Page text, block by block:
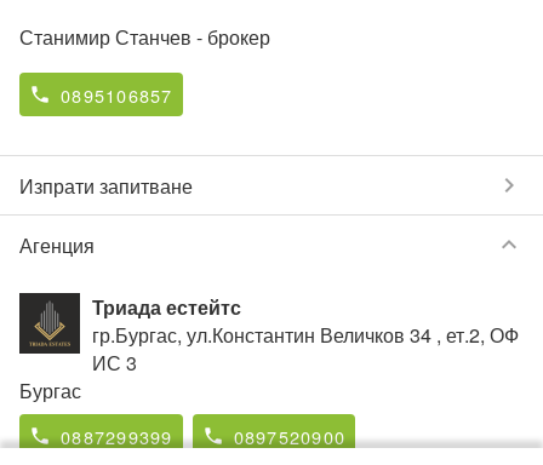
Станимир Станчев - брокер
phone 0895106857
Изпрати запитване chevron_right
Агенция keyboard_arrow_down
Триада естейтс
гр.Бургас, ул.Константин Величков 34 , ет.2, ОФ
ИС 3
Бургас
phone 0887299399 phone 0897520900